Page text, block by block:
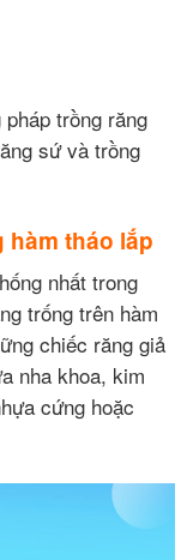
trồng răng
sứ và trồng
tháo lắp
nhất trong
trống trên hàm
chiếc răng giả
nha khoa, kim
cứng hoặc